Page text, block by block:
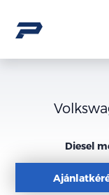
Diesel